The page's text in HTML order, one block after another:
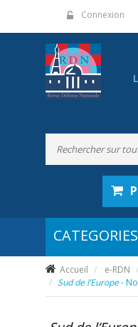
Connexion
Accueil e-RDN
Sud de l’Europe-